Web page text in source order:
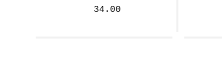
34.00